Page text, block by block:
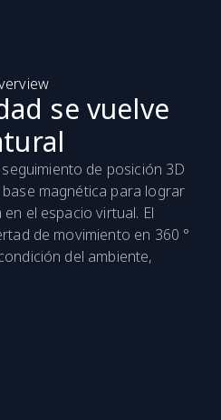
se vuelve
de posición 3D
magnética para lograr
el espacio virtual. El
de movimiento en 360 °
del ambiente,